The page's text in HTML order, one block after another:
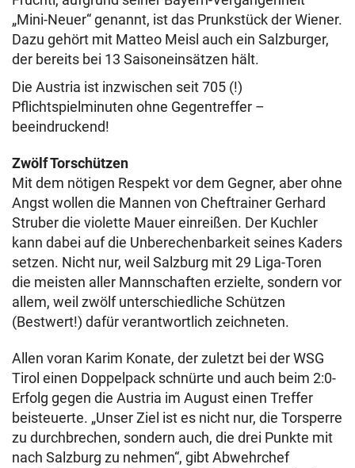
„Mini-Neuer“ genannt, ist das Prunkstück der Wiener.
Dazu gehört mit Matteo Meisl auch ein Salzburger,
der bereits bei 13 Saisoneinsätzen hält.
Die Austria ist inzwischen seit 705 (!)
Pflichtspielminuten ohne Gegentreffer –
beeindruckend!
Zwölf Torschützen
Mit dem nötigen Respekt vor dem Gegner, aber ohne
Angst wollen die Mannen von Cheftrainer Gerhard
Struber die violette Mauer einreißen. Der Kuchler
kann dabei auf die Unberechenbarkeit seines Kaders
setzen. Nicht nur, weil Salzburg mit 29 Liga-Toren
die meisten aller Mannschaften erzielte, sondern vor
allem, weil zwölf unterschiedliche Schützen
(Bestwert!) dafür verantwortlich zeichneten.
Allen voran Karim Konate, der zuletzt bei der WSG
Tirol einen Doppelpack schnürte und auch beim 2:0-
Erfolg gegen die Austria im August einen Treffer
beisteuerte. „Unser Ziel ist es nicht nur, die Torsperre
zu durchbrechen, sondern auch, die drei Punkte mit
nach Salzburg zu nehmen“, gibt Abwehrchef